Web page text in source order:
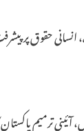
انسانی حقوق